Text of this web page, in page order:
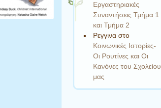
Εργαστηριακές
Συναντήσεις Τμήμα 1
και Τμήμα 2
Ρεγγινα στο
Κοινωνικές Ιστορίες-
Οι Ρουτίνες και Οι
Κανόνες του Σχολείου
μας